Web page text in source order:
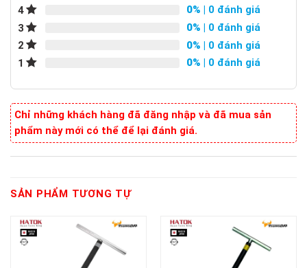
4
0% | 0 đánh giá
3
0% | 0 đánh giá
2
0% | 0 đánh giá
1
0% | 0 đánh giá
Chỉ những khách hàng đã đăng nhập và đã mua sản
phẩm này mới có thể để lại đánh giá.
SẢN PHẨM TƯƠNG TỰ